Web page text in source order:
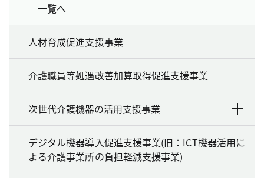
一覧へ
人材育成促進支援事業
介護職員等処遇改善加算取得促進支援事業
次世代介護機器の活用支援事業
デジタル機器導入促進支援事業(旧：ICT機器活用に
よる介護事業所の負担軽減支援事業)